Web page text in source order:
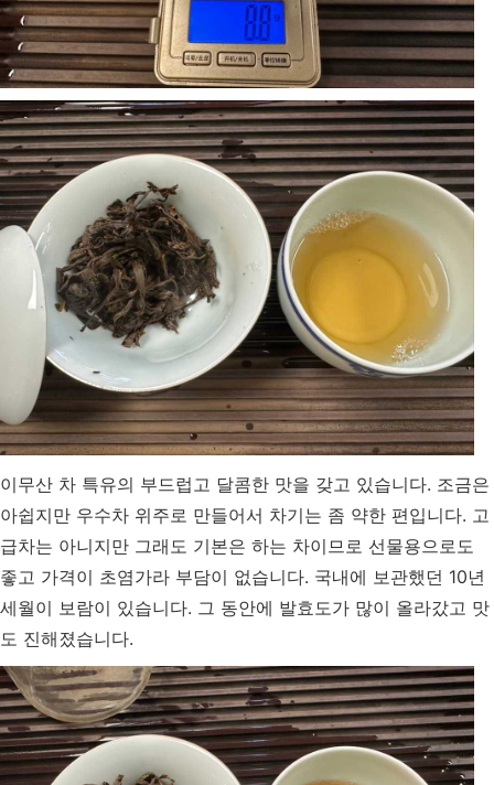
이무산 차 특유의 부드럽고 달콤한 맛을 갖고 있습니다. 조금은
아쉽지만 우수차 위주로 만들어서 차기는 좀 약한 편입니다. 고
급차는 아니지만 그래도 기본은 하는 차이므로 선물용으로도
좋고 가격이 초염가라 부담이 없습니다. 국내에 보관했던 10년
세월이 보람이 있습니다. 그 동안에 발효도가 많이 올라갔고 맛
도 진해졌습니다.